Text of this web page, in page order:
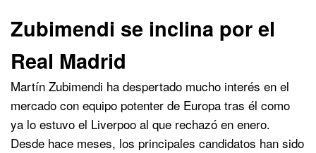
Zubimendi se inclina por el
Real Madrid
Martín Zubimendi ha despertado mucho interés en el
mercado con equipo potenter de Europa tras él como
ya lo estuvo el Liverpoo al que rechazó en enero.
Desde hace meses, los principales candidatos han sido